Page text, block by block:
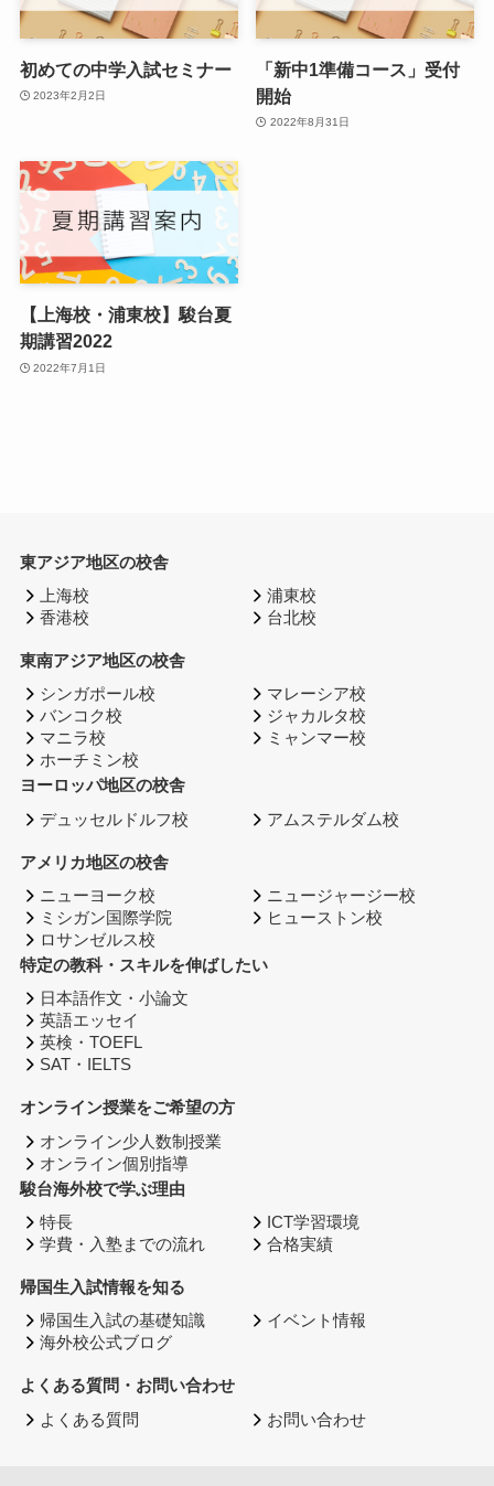
初めての中学入試セミナー
2023年2月2日
「新中1準備コース」受付
開始
2022年8月31日
【上海校・浦東校】駿台夏
期講習2022
2022年7月1日
東アジア地区の校舎
上海校
香港校
浦東校
台北校
東南アジア地区の校舎
シンガポール校
バンコク校
マニラ校
ホーチミン校
マレーシア校
ジャカルタ校
ミャンマー校
ヨーロッパ地区の校舎
デュッセルドルフ校
アムステルダム校
アメリカ地区の校舎
ニューヨーク校
ミシガン国際学院
ロサンゼルス校
ニュージャージー校
ヒューストン校
特定の教科・スキルを伸ばしたい
日本語作文・小論文
英語エッセイ
英検・TOEFL
SAT・IELTS
オンライン授業をご希望の方
オンライン少人数制授業
オンライン個別指導
駿台海外校で学ぶ理由
特長
学費・入塾までの流れ
ICT学習環境
合格実績
帰国生入試情報を知る
帰国生入試の基礎知識
海外校公式ブログ
イベント情報
よくある質問・お問い合わせ
よくある質問
お問い合わせ